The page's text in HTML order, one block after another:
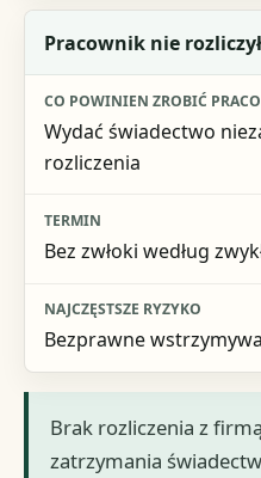
Pracownik nie
Wydać świadectwo
rozliczenia
Bez zwłoki według
Bezprawne
Brak rozliczenia z
zatrzymania